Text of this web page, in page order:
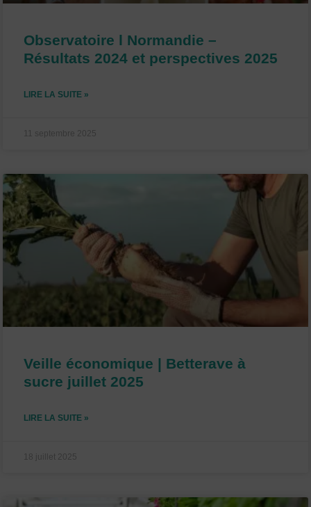
Observatoire l Normandie –
Résultats 2024 et perspectives 2025
LIRE LA SUITE »
11 septembre 2025
Veille économique | Betterave à
sucre juillet 2025
LIRE LA SUITE »
18 juillet 2025